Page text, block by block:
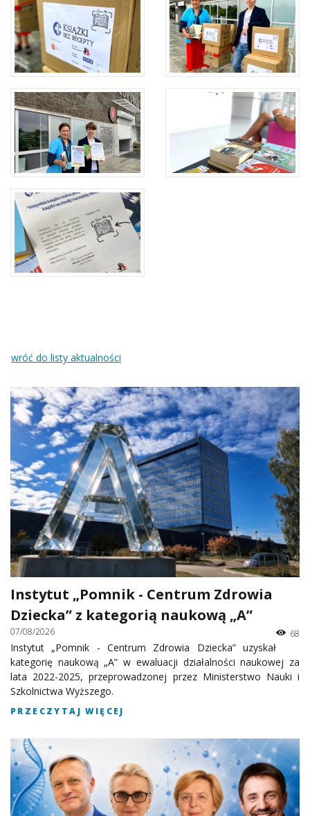
wróć do listy aktualności
Instytut „Pomnik - Centrum Zdrowia
Dziecka” z kategorią naukową „A”
07/08/2026 68
Instytut „Pomnik - Centrum Zdrowia Dziecka” uzyskał
kategorię naukową „A” w ewaluacji działalności naukowej za
lata 2022-2025, przeprowadzonej przez Ministerstwo Nauki i
Szkolnictwa Wyższego.
PRZECZYTAJ WIĘCEJ